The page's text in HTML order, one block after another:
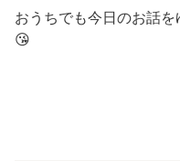
おうちでも今日のお話
😘